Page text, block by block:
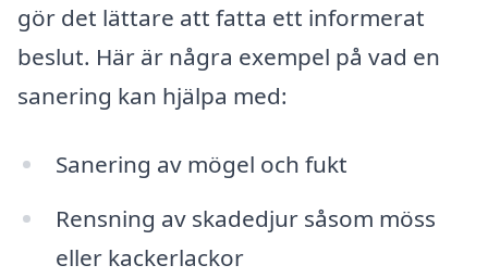
gör det lättare att fatta ett informerat
beslut. Här är några exempel på vad en
sanering kan hjälpa med:
Sanering av mögel och fukt
Rensning av skadedjur såsom möss
eller kackerlackor